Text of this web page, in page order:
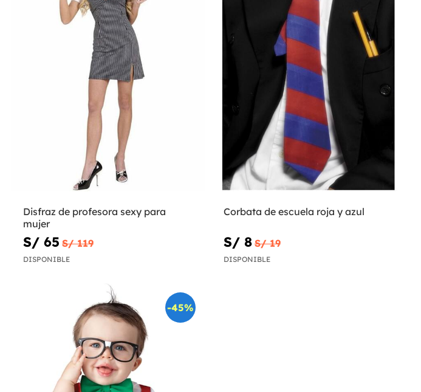
Disfraz de profesora sexy para
mujer
S/ 65 S/ 119
DISPONIBLE
Corbata de escuela roja y azul
S/ 8 S/ 19
DISPONIBLE
-45%